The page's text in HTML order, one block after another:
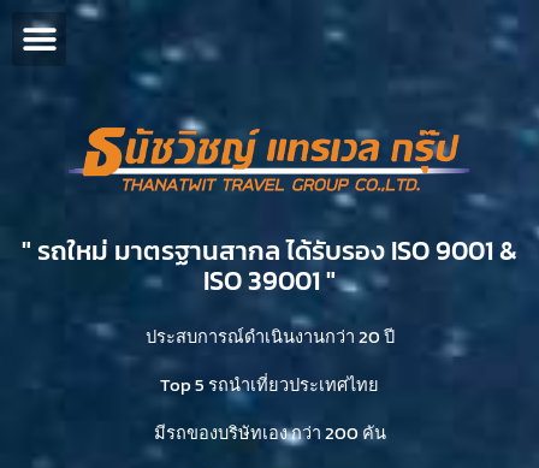
" รถใหม่ มาตรฐานสากล ได้รับรอง ISO 9001 &
ISO 39001 "​
ประสบการณ์ดำเนินงานกว่า 20 ปี
Top 5 รถนำเที่ยวประเทศไทย
มีรถของบริษัทเอง กว่า 200 คัน